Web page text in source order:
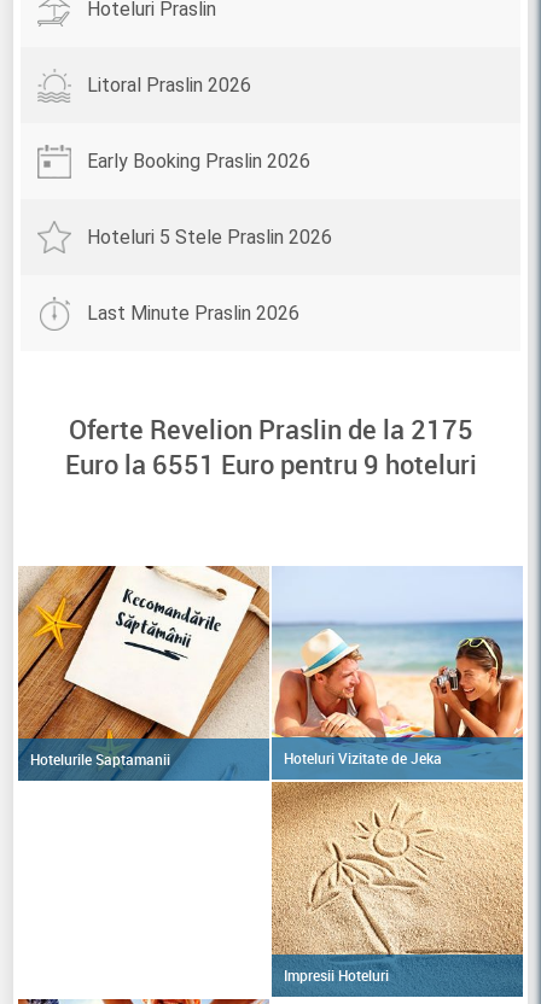
Hoteluri Praslin
Litoral Praslin 2026
Early Booking Praslin 2026
Hoteluri 5 Stele Praslin 2026
Last Minute Praslin 2026
Oferte Revelion Praslin de la 2175
Euro la 6551 Euro pentru 9 hoteluri
Hotelurile Saptamanii Hoteluri Vizitate de Jeka
Impresii Hoteluri